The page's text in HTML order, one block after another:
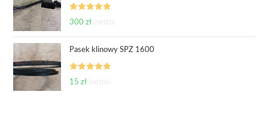
Oceniono
300zł
Pasek klinowy SPZ 1600
Oceniono
15zł